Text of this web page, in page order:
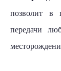
позволит в
передачи